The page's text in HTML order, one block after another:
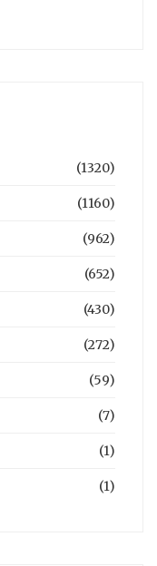
(1320)
(1160)
(962)
(652)
(430)
(272)
(59)
(7)
(1)
(1)